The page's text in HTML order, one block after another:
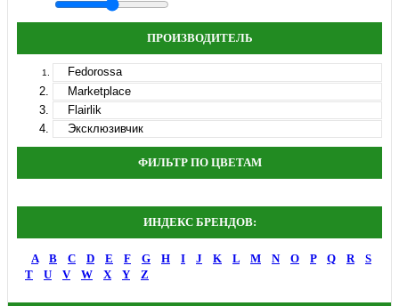
ПРОИЗВОДИТЕЛЬ
Fedorossa
Marketplace
Flairlik
Эксклюзивчик
ФИЛЬТР ПО ЦВЕТАМ
ИНДЕКС БРЕНДОВ:
A B C D E F G H I J K L M N O P Q R
S
T
U V W X Y Z